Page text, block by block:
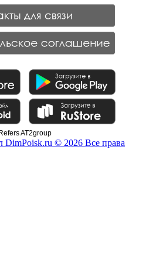
AT2group
© 2026 Все права